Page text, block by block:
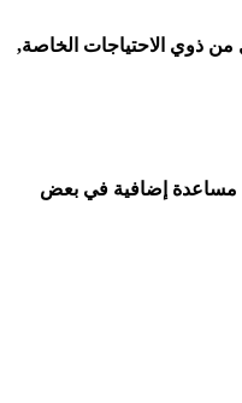
من ذوي الاحتياجات الخاصة,
مساعدة إضافية في بعض